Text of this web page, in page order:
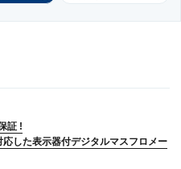
証 !
応した表示器付デジタルマスフロメー